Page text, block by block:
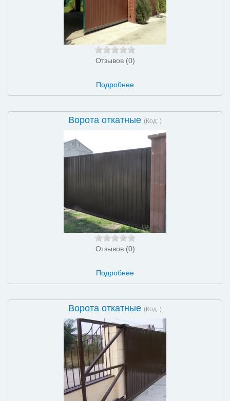
Отзывов (0)
Подробнее
Ворота откатные (Код: )
Отзывов (0)
Подробнее
Ворота откатные (Код: )